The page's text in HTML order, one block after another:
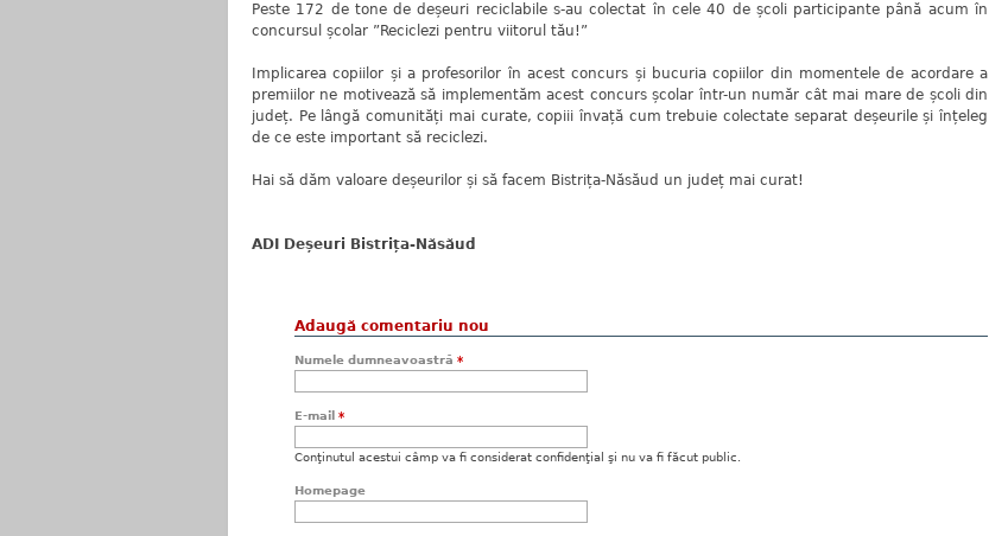
Peste 172 de tone de deșeuri reciclabile s-au colectat în cele 40 de școli participante până acum în
concursul școlar ”Reciclezi pentru viitorul tău!”
Implicarea copiilor și a profesorilor în acest concurs și bucuria copiilor din momentele de acordare a
premiilor ne motivează să implementăm acest concurs școlar într-un număr cât mai mare de școli din
județ. Pe lângă comunități mai curate, copiii învață cum trebuie colectate separat deșeurile și înțeleg
de ce este important să reciclezi.
Hai să dăm valoare deșeurilor și să facem Bistrița-Năsăud un județ mai curat!
ADI Deșeuri Bistrița-Năsăud
Adaugă comentariu nou
Numele dumneavoastră *
E-mail *
Conţinutul acestui câmp va fi considerat confidenţial şi nu va fi făcut public.
Homepage